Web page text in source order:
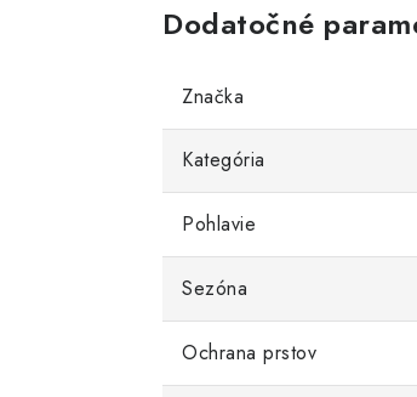
Dodatočné
Značka
Kategória
Pohlavie
Sezóna
Ochrana prstov